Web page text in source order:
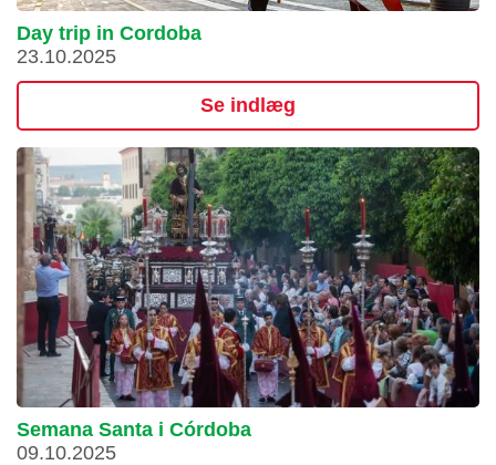
Day trip in Cordoba
23.10.2025
Se indlæg
Semana Santa i Córdoba
09.10.2025